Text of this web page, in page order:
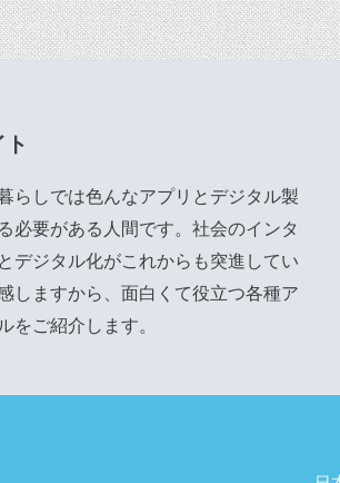
ト
らしでは色んなアプリとデジタル製
必要がある人間です。社会のインタ
デジタル化がこれからも突進してい
しますから、面白くて役立つ各種ア
をご紹介します。